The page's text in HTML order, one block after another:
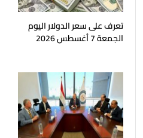
تعرف على سعر الدولار اليوم
الجمعة 7 أغسطس 2026